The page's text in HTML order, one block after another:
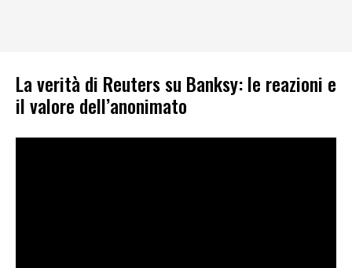
La verità di Reuters su Banksy: le reazioni e
il valore dell’anonimato